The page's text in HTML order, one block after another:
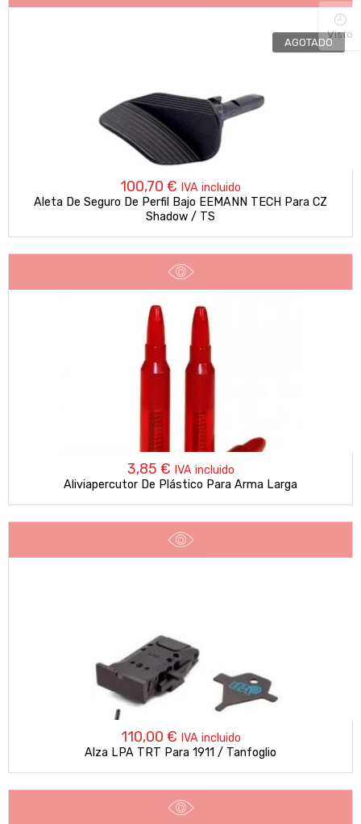
AGOTADO
100,70 € IVA incluido
Aleta De Seguro De Perfil Bajo EEMANN TECH Para CZ
Shadow / TS
3,85 € IVA incluido
Aliviapercutor De Plástico Para Arma Larga
110,00 € IVA incluido
Alza LPA TRT Para 1911 / Tanfoglio
Visto